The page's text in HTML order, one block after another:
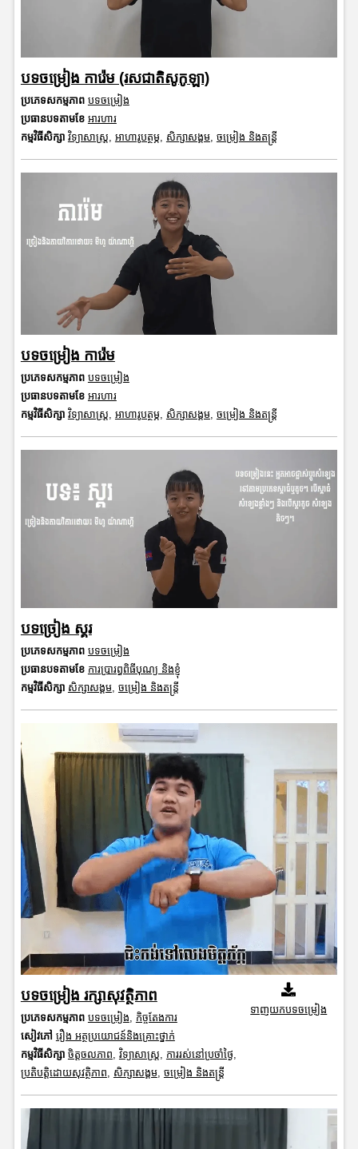
បទចម្រៀង ការ៉េម (រសជាតិសូកូឡា)
ប្រភេទសកម្មភាព បទចម្រៀង
ប្រធានបទតាមខែ អារហារ
កម្មវិធីសិក្សា វិទ្យាសាស្រ្ត អាហារូបត្ថម្ភ, សិក្សាសង្គម, ចម្រៀង និងតន្ត្រី
បទចម្រៀង ការ៉េម
ប្រភេទសកម្មភាព បទចម្រៀង
ប្រធានបទតាមខែ អារហារ
កម្មវិធីសិក្សា វិទ្យាសាស្រ្ត អាហារូបត្ថម្ភ, សិក្សាសង្គម, ចម្រៀង និងតន្ត្រី
បទច្រៀង ស្គរ
ប្រភេទសកម្មភាព បទចម្រៀង
ប្រធានបទតាមខែ ការប្រារព្ធពិធីបុណ្យ និងខ្ញុំ
កម្មវិធីសិក្សា សិក្សាសង្គម, ចម្រៀង និងតន្ត្រី
បទចម្រៀង រក្សាសុវត្ថិភាព
ប្រភេទសកម្មភាព បទចម្រៀង, កិច្ចតែងការ
សៀវភៅ រឿង អត្ថប្រយោជន៍និងគ្រោះថ្នាក់
កម្មវិធីសិក្សា ចិត្តចលភាព, វិទ្យាសាស្រ្ត, ការរស់នៅប្រចាំថ្ងៃ,
ប្រតិបត្តិដោយសុវត្ថិភាព, សិក្សាសង្គម, ចម្រៀង និងតន្ត្រី
ទាញយកបទចម្រៀង